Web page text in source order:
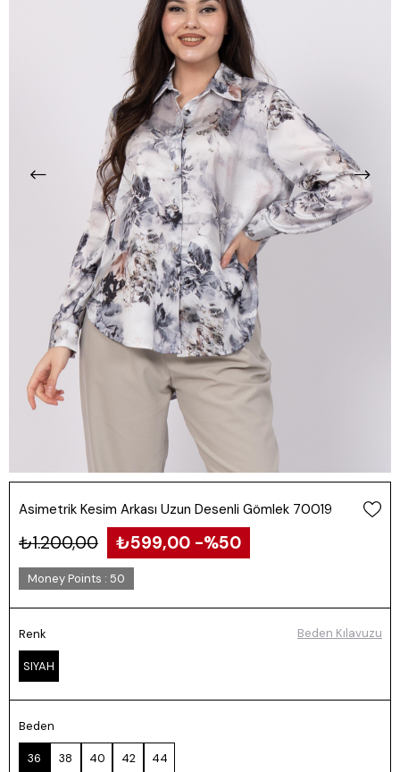
Asimetrik Kesim Arkası Uzun Desenli Gömlek 70019
₺1.200,00 ₺599,00 50
Money Points : 50
Renk
SIYAH
Beden
36 38 40 42 44
Beden Kılavuzu